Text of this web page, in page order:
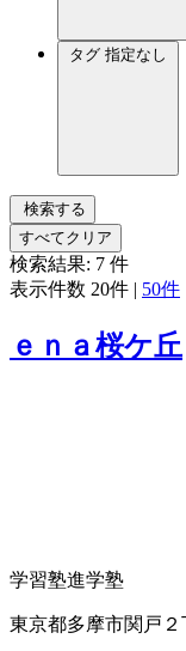
タグ 指定なし
検索する
すべてクリア
検索結果: 7 件
表示件数 20件 | 50件
ｅｎａ桜ケ丘
学習塾進学塾
東京都多摩市関戸２